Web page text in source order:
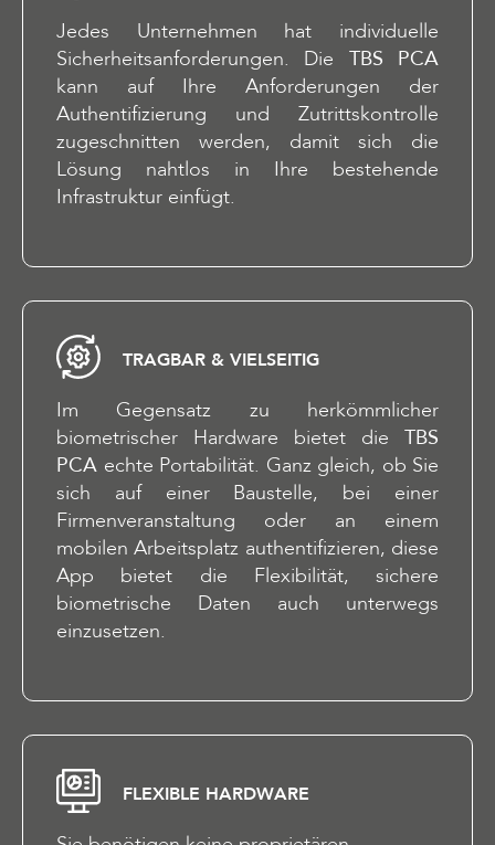
Jedes Unternehmen hat individuelle
Sicherheitsanforderungen. Die TBS PCA
kann auf Ihre Anforderungen der
Authentifizierung und Zutrittskontrolle
zugeschnitten werden, damit sich die
Lösung nahtlos in Ihre bestehende
Infrastruktur einfügt.
TRAGBAR & VIELSEITIG
Im Gegensatz zu herkömmlicher
biometrischer Hardware bietet die TBS
PCA echte Portabilität. Ganz gleich, ob Sie
sich auf einer Baustelle, bei einer
Firmenveranstaltung oder an einem
mobilen Arbeitsplatz authentifizieren, diese
App bietet die Flexibilität, sichere
biometrische Daten auch unterwegs
einzusetzen.
FLEXIBLE HARDWARE